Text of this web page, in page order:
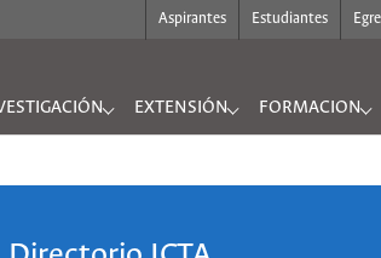
Aspirantes Estudiantes
for "INVESTIGACIÓN"
EXTENSIÓN
Submenu for "EXTENSIÓN"
FORMACION
Submenu for